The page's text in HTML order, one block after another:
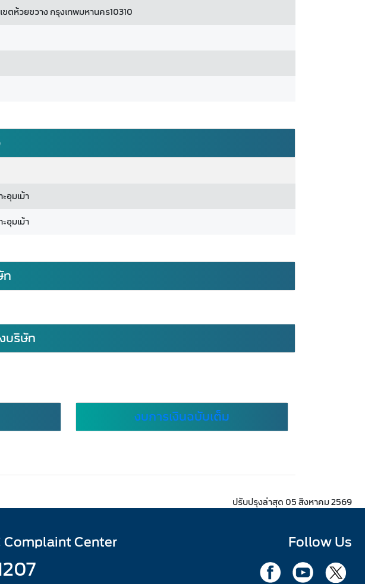
ตห้วยขวาง กรุงเทพมหานคร10310
อุมเม้า
อุมเม้า
ท
บริษัท
งบการเงินฉบับเต็ม
ปรับปรุงล่าสุด 05 สิงหาคม 2569
Complaint Center Follow Us